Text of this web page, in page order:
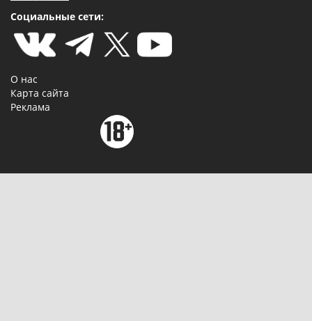
Социальные сети:
О нас
Карта сайта
Реклама